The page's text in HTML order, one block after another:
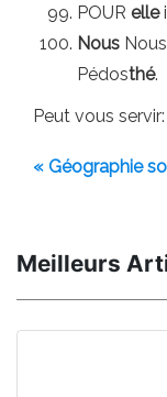
POUR elle
Nous
Pédosthé.
Peut vous
« Géographie
Meilleurs